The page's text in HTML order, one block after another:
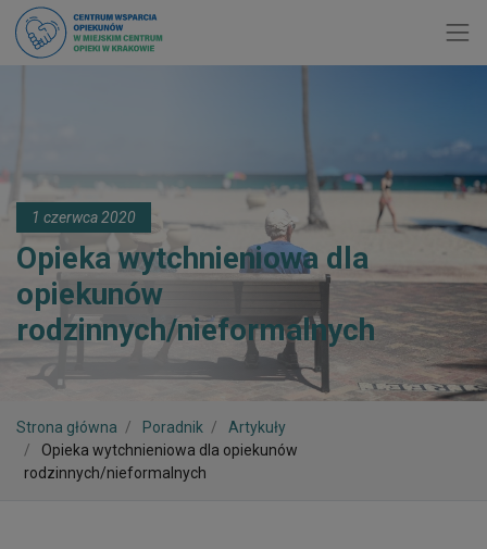
1 czerwca 2020
Opieka wytchnieniowa dla
opiekunów
rodzinnych/nieformalnych
Strona główna Poradnik
Artykuły
Opieka wytchnieniowa dla opiekunów
rodzinnych/nieformalnych